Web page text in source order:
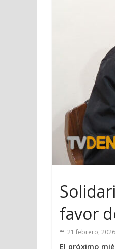
favor
21 febrero, 2026
El próximo